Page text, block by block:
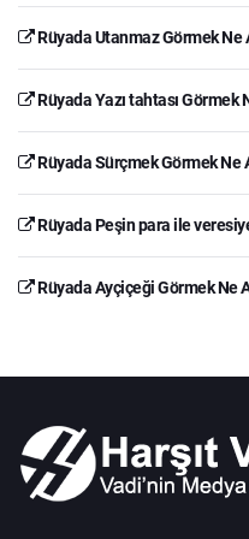
Rüyada Utanmaz Görmek Ne
Rüyada Yazı tahtası Görmek
Rüyada Sürçmek Görmek Ne
Rüyada Peşin para ile
Rüyada Ayçiçeği Görmek Ne